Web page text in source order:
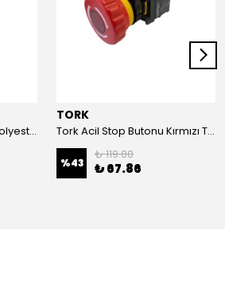
Akiş 500x700x250 ABS Polyester Pano | Duvar Pano | Plastik Elektrik Panosu
TORK
Tork Acil Stop Butonu Kırmızı TRK-A3-01ZS Acil Durum Butonu | Kırmızı Mantar Tipi NC1
%43
₺ 119.00
₺ 67.86